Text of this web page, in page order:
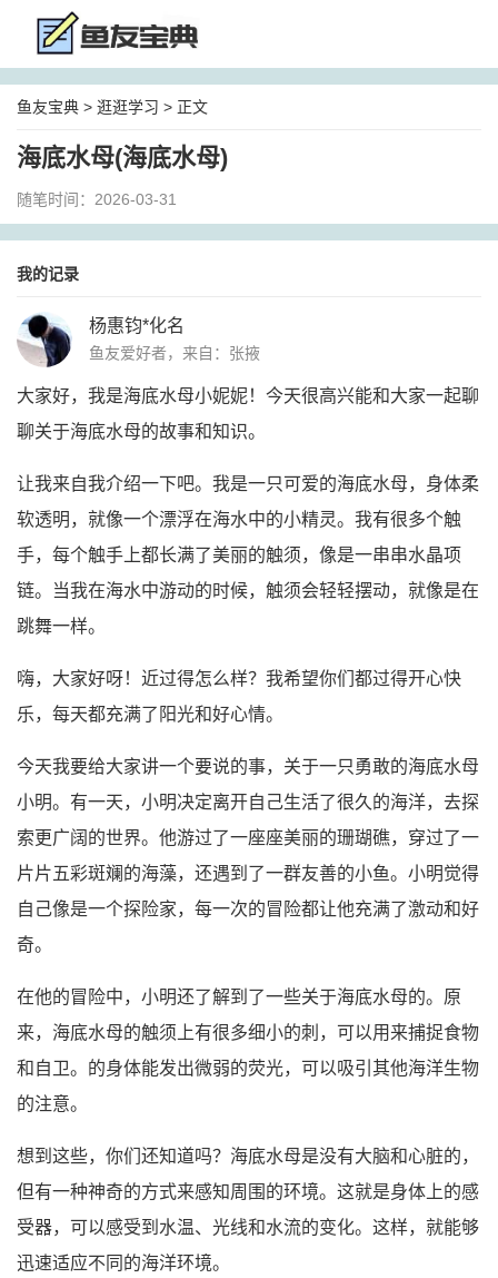
鱼友宝典 > 逛逛学习 > 正文
海底水母(海底水母)
随笔时间：2026-03-31
我的记录
杨惠钧*化名
鱼友爱好者，来自：张掖
大家好，我是海底水母小妮妮！今天很高兴能和大家一起聊
聊关于海底水母的故事和知识。
让我来自我介绍一下吧。我是一只可爱的海底水母，身体柔
软透明，就像一个漂浮在海水中的小精灵。我有很多个触
手，每个触手上都长满了美丽的触须，像是一串串水晶项
链。当我在海水中游动的时候，触须会轻轻摆动，就像是在
跳舞一样。
嗨，大家好呀！近过得怎么样？我希望你们都过得开心快
乐，每天都充满了阳光和好心情。
今天我要给大家讲一个要说的事，关于一只勇敢的海底水母
小明。有一天，小明决定离开自己生活了很久的海洋，去探
索更广阔的世界。他游过了一座座美丽的珊瑚礁，穿过了一
片片五彩斑斓的海藻，还遇到了一群友善的小鱼。小明觉得
自己像是一个探险家，每一次的冒险都让他充满了激动和好
奇。
在他的冒险中，小明还了解到了一些关于海底水母的。原
来，海底水母的触须上有很多细小的刺，可以用来捕捉食物
和自卫。的身体能发出微弱的荧光，可以吸引其他海洋生物
的注意。
想到这些，你们还知道吗？海底水母是没有大脑和心脏的，
但有一种神奇的方式来感知周围的环境。这就是身体上的感
受器，可以感受到水温、光线和水流的变化。这样，就能够
迅速适应不同的海洋环境。